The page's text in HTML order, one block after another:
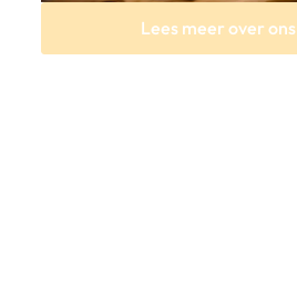
Lees meer over ons